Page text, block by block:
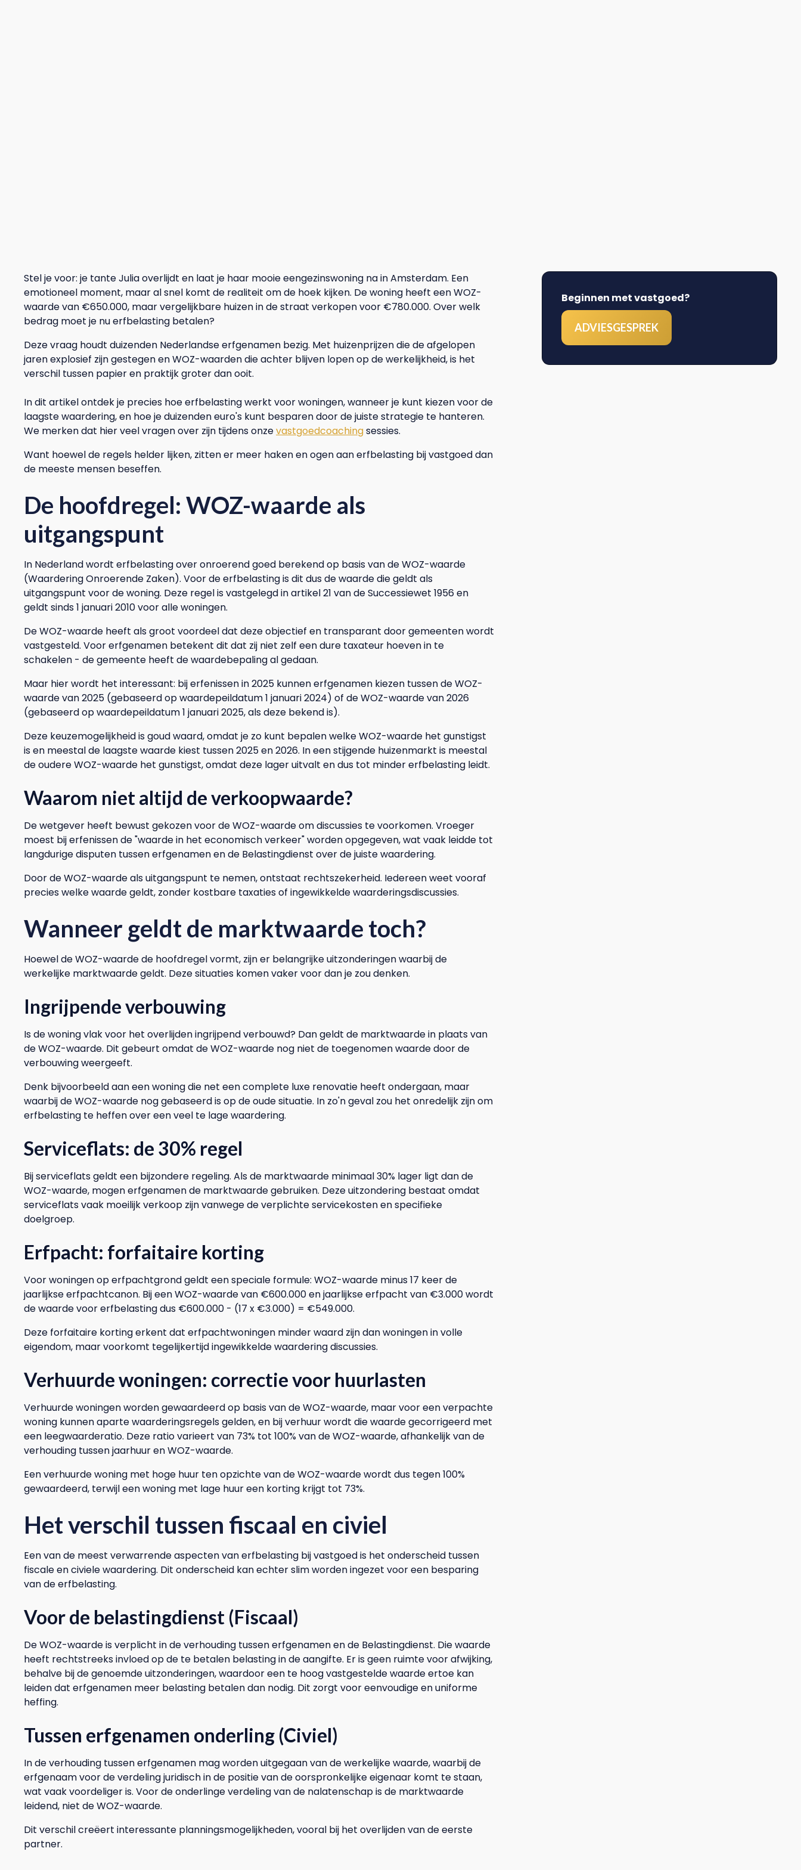
Stel je voor: je tante Julia overlijdt en laat je haar mooie eengezinswoning na in Amsterdam. Een
emotioneel moment, maar al snel komt de realiteit om de hoek kijken. De woning heeft een WOZ-
waarde van €650.000, maar vergelijkbare huizen in de straat verkopen voor €780.000. Over welk
bedrag moet je nu erfbelasting betalen?
Deze vraag houdt duizenden Nederlandse erfgenamen bezig. Met huizenprijzen die de afgelopen
jaren explosief zijn gestegen en WOZ-waarden die achter blijven lopen op de werkelijkheid, is het
verschil tussen papier en praktijk groter dan ooit.
In dit artikel ontdek je precies hoe erfbelasting werkt voor woningen, wanneer je kunt kiezen voor de
laagste waardering, en hoe je duizenden euro's kunt besparen door de juiste strategie te hanteren.
We merken dat hier veel vragen over zijn tijdens onzevastgoedcoachingsessies.
Want hoewel de regels helder lijken, zitten er meer haken en ogen aan erfbelasting bij vastgoed dan
de meeste mensen beseffen.
De hoofdregel: WOZ-waarde als
uitgangspunt
In Nederland wordt erfbelasting over onroerend goed berekend op basis van de WOZ-waarde
(Waardering Onroerende Zaken). Voor de erfbelasting is dit dus de waarde die geldt als
uitgangspunt voor de woning. Deze regel is vastgelegd in artikel 21 van de Successiewet 1956 en
geldt sinds 1 januari 2010 voor alle woningen.
De WOZ-waarde heeft als groot voordeel dat deze objectief en transparant door gemeenten wordt
vastgesteld. Voor erfgenamen betekent dit dat zij niet zelf een dure taxateur hoeven in te
schakelen - de gemeente heeft de waardebepaling al gedaan.
Maar hier wordt het interessant: bij erfenissen in 2025 kunnen erfgenamen kiezen tussen de WOZ-
waarde van 2025 (gebaseerd op waardepeildatum 1 januari 2024) of de WOZ-waarde van 2026
(gebaseerd op waardepeildatum 1 januari 2025, als deze bekend is).
Deze keuzemogelijkheid is goud waard, omdat je zo kunt bepalen welke WOZ-waarde het gunstigst
is en meestal de laagste waarde kiest tussen 2025 en 2026. In een stijgende huizenmarkt is meestal
de oudere WOZ-waarde het gunstigst, omdat deze lager uitvalt en dus tot minder erfbelasting leidt.
Waarom niet altijd de verkoopwaarde?
De wetgever heeft bewust gekozen voor de WOZ-waarde om discussies te voorkomen. Vroeger
moest bij erfenissen de "waarde in het economisch verkeer" worden opgegeven, wat vaak leidde tot
langdurige disputen tussen erfgenamen en de Belastingdienst over de juiste waardering.
Door de WOZ-waarde als uitgangspunt te nemen, ontstaat rechtszekerheid. Iedereen weet vooraf
precies welke waarde geldt, zonder kostbare taxaties of ingewikkelde waarderingsdiscussies.
Wanneer geldt de marktwaarde toch?
Hoewel de WOZ-waarde de hoofdregel vormt, zijn er belangrijke uitzonderingen waarbij de
werkelijke marktwaarde geldt. Deze situaties komen vaker voor dan je zou denken.
Ingrijpende verbouwing
Is de woning vlak voor het overlijden ingrijpend verbouwd? Dan geldt de marktwaarde in plaats van
de WOZ-waarde. Dit gebeurt omdat de WOZ-waarde nog niet de toegenomen waarde door de
verbouwing weergeeft.
Denk bijvoorbeeld aan een woning die net een complete luxe renovatie heeft ondergaan, maar
waarbij de WOZ-waarde nog gebaseerd is op de oude situatie. In zo'n geval zou het onredelijk zijn om
erfbelasting te heffen over een veel te lage waardering.
Serviceflats: de 30% regel
Bij serviceflats geldt een bijzondere regeling. Als de marktwaarde minimaal 30% lager ligt dan de
WOZ-waarde, mogen erfgenamen de marktwaarde gebruiken. Deze uitzondering bestaat omdat
serviceflats vaak moeilijk verkoop zijn vanwege de verplichte servicekosten en specifieke
doelgroep.
Erfpacht: forfaitaire korting
Voor woningen op erfpachtgrond geldt een speciale formule: WOZ-waarde minus 17 keer de
jaarlijkse erfpachtcanon. Bij een WOZ-waarde van €600.000 en jaarlijkse erfpacht van €3.000 wordt
de waarde voor erfbelasting dus €600.000 - (17 x €3.000) = €549.000.
Deze forfaitaire korting erkent dat erfpachtwoningen minder waard zijn dan woningen in volle
eigendom, maar voorkomt tegelijkertijd ingewikkelde waardering discussies.
Verhuurde woningen: correctie voor huurlasten
Verhuurde woningen worden gewaardeerd op basis van de WOZ-waarde, maar voor een verpachte
woning kunnen aparte waarderingsregels gelden, en bij verhuur wordt die waarde gecorrigeerd met
een leegwaarderatio. Deze ratio varieert van 73% tot 100% van de WOZ-waarde, afhankelijk van de
verhouding tussen jaarhuur en WOZ-waarde.
Een verhuurde woning met hoge huur ten opzichte van de WOZ-waarde wordt dus tegen 100%
gewaardeerd, terwijl een woning met lage huur een korting krijgt tot 73%.
Het verschil tussen fiscaal en civiel
Een van de meest verwarrende aspecten van erfbelasting bij vastgoed is het onderscheid tussen
fiscale en civiele waardering. Dit onderscheid kan echter slim worden ingezet voor een besparing
van de erfbelasting.
Voor de belastingdienst (Fiscaal)
De WOZ-waarde is verplicht in de verhouding tussen erfgenamen en de Belastingdienst. Die waarde
heeft rechtstreeks invloed op de te betalen belasting in de aangifte. Er is geen ruimte voor afwijking,
behalve bij de genoemde uitzonderingen, waardoor een te hoog vastgestelde waarde ertoe kan
leiden dat erfgenamen meer belasting betalen dan nodig. Dit zorgt voor eenvoudige en uniforme
heffing.
Tussen erfgenamen onderling (Civiel)
In de verhouding tussen erfgenamen mag worden uitgegaan van de werkelijke waarde, waarbij de
erfgenaam voor de verdeling juridisch in de positie van de oorspronkelijke eigenaar komt te staan,
wat vaak voordeliger is. Voor de onderlinge verdeling van de nalatenschap is de marktwaarde
leidend, niet de WOZ-waarde.
Dit verschil creëert interessante planningsmogelijkheden, vooral bij het overlijden van de eerste
partner.
Beginnen met vastgoed?
ADVIESGESPREK